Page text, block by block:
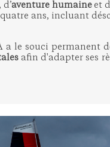
, d’aventure humaine et
ans, incluant
a le souci permanent
afin d'adapter ses